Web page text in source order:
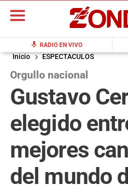
mic RADIO EN VIVO
Inicio ESPECTACULOS
Orgullo nacional
Gustavo
elegido
mejores
del mundo